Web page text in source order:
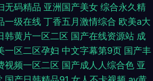
无码精品 亚洲国产美女 综合永久精
一级在线 丁香五月激情综合 欧美a大
韩黄片一区二区 国产在线资源站 成
一区二区孕妇 中文字幕第9页 国产丰
视频一区二区 国产成人人综合色 亚